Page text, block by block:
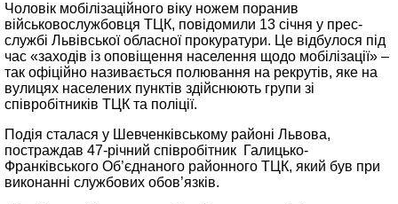
Чоловік мобілізаційного віку ножем поранив
військовослужбовця ТЦК, повідомили 13 січня у прес-
службі Львівської обласної прокуратури. Це відбулося під
час «заходів із оповіщення населення щодо мобілізації» –
так офіційно називається полювання на рекрутів, яке на
вулицях населених пунктів здійснюють групи зі
співробітників ТЦК та поліції.
Подія сталася у Шевченківському районі Львова,
постраждав 47-річний співробітник Галицько-
Франківського Об’єднаного районного ТЦК, який був при
виконанні службових обов’язків.